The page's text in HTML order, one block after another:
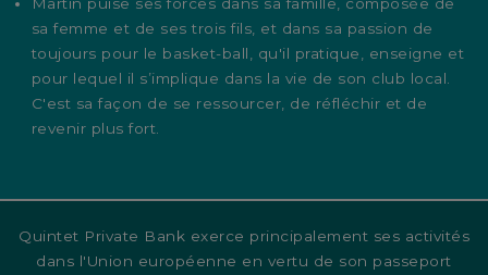
sa femme et de ses trois fils, et dans sa passion de
toujours pour le basket-ball, qu'il pratique, enseigne et
pour lequel il s’implique dans la vie de son club local.
C'est sa façon de se ressourcer, de réfléchir et de
revenir plus fort.
Quintet Private Bank exerce principalement ses activités
dans l'Union européenne en vertu de son passeport